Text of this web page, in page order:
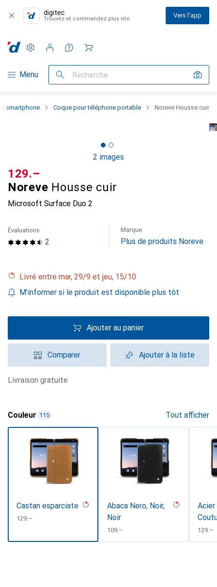
digitec
Trouvez et commandez plus vite Vers l'app
Navigation par catégorie
Menu Recherche
Paramètres
Compte client
Listes de comparaison
Listes d'envies
Panier
smartphone Coque pour téléphone portable Noreve Housse cuir
2 images
Noreve Housse cuir
Microsoft Surface Duo 2
CHF
129.–
2
Évaluations Marque
Plus de produits Noreve
Livré entre mar, 29/9 et jeu, 15/10
M'informer si le produit est disponible plus tôt
Ajouter au panier
Comparer Ajouter à la liste
livraison gratuite
Couleur 115 Tout afficher
Castan esparciate
CHF
129.–
Abaca Nero, Noir,
Noir
CHF
109.– CHF
129.–